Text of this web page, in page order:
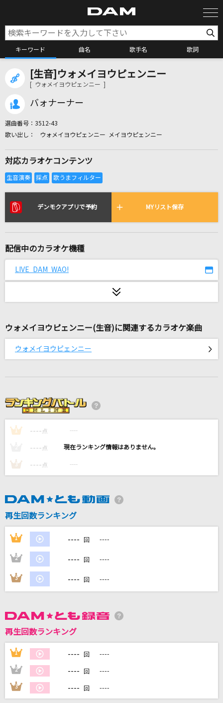
キーワード 曲名 歌手名 歌詞
カラオケ検索
全国りれき
リアルタイムで歌われている曲の一覧
[生音]ツキミソウ
[生音]冬がはじまるよ
キセキ
GReeeeN
愛のうた
[生音]Like A Virgin [ライク・ア・ヴァージン]
Madonna
小田和正
福山雅治
[生音]君の知らない物語
supercell
アンダー・ザ・シー
上條恒彦
DAMの新曲・ランキングなど
DAMに会員登録・ログインして
[生音]ウォメイヨウピェンニー
[ ウォメイヨウピェンニー ]
バォナーナー
選曲番号： 3512-43
ウォメイヨウピェンニー メイヨウピェンニー
対応カラオケコンテンツ
デンモクアプリで予約 MYリスト保存
配信中のカラオケ機種
LIVE DAM WAO!
ウォメイヨウピェンニー(生音)に関連するカラオケ楽曲
ウォメイヨウピェンニー
1 ---- 点 ----
---- 点 ----
3 ---- 点 ----
再生回数ランキング
1 ---- 回 ----
2 ---- 回 ----
3 ---- 回 ----
再生回数ランキング
1 ---- 回 ----
2 ---- 回 ----
3 ---- 回 ----